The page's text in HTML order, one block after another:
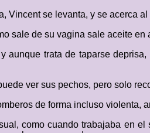
Vincent se levanta, y se acerca
sale de su vagina sale aceite en
aunque trata de taparse
ver sus pechos, pero solo
de forma incluso
como cuando trabajaba en